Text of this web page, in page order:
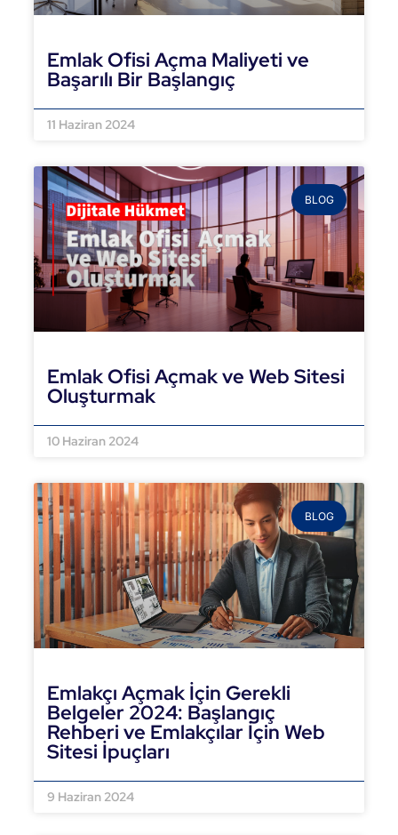
Emlak Ofisi Açma Maliyeti ve
Başarılı Bir Başlangıç
11 Haziran 2024
BLOG
Emlak Ofisi Açmak ve Web Sitesi
Oluşturmak
10 Haziran 2024
BLOG
Emlakçı Açmak İçin Gerekli
Belgeler 2024: Başlangıç
Rehberi ve Emlakçılar İçin Web
Sitesi İpuçları
9 Haziran 2024